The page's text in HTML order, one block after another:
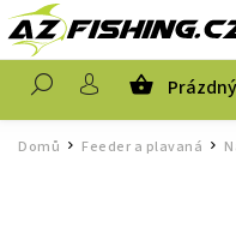
Domů / Feeder a plavaná /